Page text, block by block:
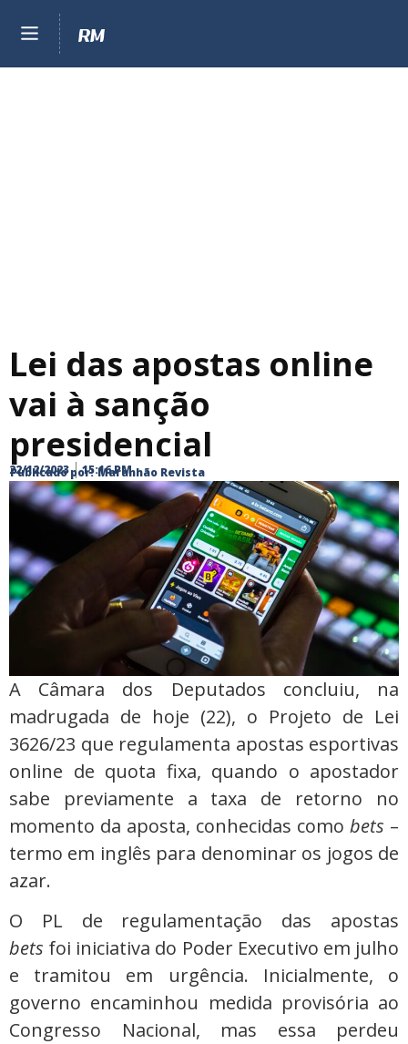
Lei das apostas online
vai à sanção
presidencial
Publicado por: Maranhão Revista
22/12/2023 15:16 PM
A Câmara dos Deputados concluiu, na
madrugada de hoje (22), o Projeto de Lei
3626/23 que regulamenta apostas esportivas
online de quota fixa, quando o apostador
sabe previamente a taxa de retorno no
momento da aposta, conhecidas como bets –
termo em inglês para denominar os jogos de
azar.
O PL de regulamentação das apostas
bets foi iniciativa do Poder Executivo em julho
e tramitou em urgência. Inicialmente, o
governo encaminhou medida provisória ao
Congresso Nacional, mas essa perdeu